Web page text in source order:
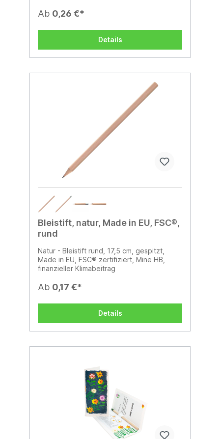
Ab 0,26 €*
Details
Bleistift, natur, Made in EU, FSC®,
rund
Natur - Bleistift rund, 17,5 cm, gespitzt,
Made in EU, FSC® zertifiziert, Mine HB,
finanzieller Klimabeitrag
Ab 0,17 €*
Details